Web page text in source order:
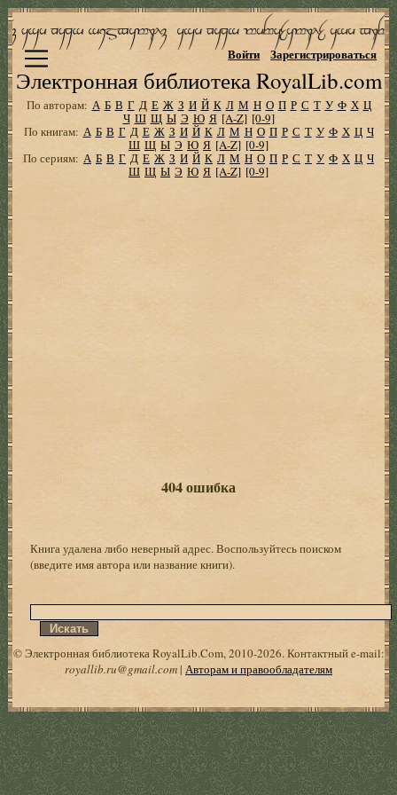
Электронная библиотека RoyalLib.com
Войти Зарегистрироваться
По авторам: А Б В Г Д Е Ж З И Й К Л М Н О П Р С Т У Ф Х Ц
Ч Ш Щ Ы Э Ю Я [A-Z] [0-9]
По книгам: А Б В Г Д Е Ж З И Й К Л М Н О П Р С Т У Ф Х Ц Ч
Ш Щ Ы Э Ю Я [A-Z] [0-9]
По сериям: А Б В Г Д Е Ж З И Й К Л М Н О П Р С Т У Ф Х Ц Ч
Ш Щ Ы Э Ю Я [A-Z] [0-9]
404 ошибка
Книга удалена либо неверный адрес. Воспользуйтесь поиском
(введите имя автора или название книги).
© Электронная библиотека RoyalLib.Com, 2010-2026. Контактный e-mail:
royallib.ru@gmail.com| Авторам и правообладателям